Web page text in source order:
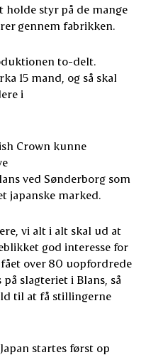
styr på de mange
gennem fabrikken.
to-delt.
15 mand, og så skal
i
Crown kunne
ved Sønderborg som
japanske marked.
vi alt i alt skal ud at
god interesse for
over 80 uopfordrede
slagteriet i Blans, så
til at få stillingerne
startes først op